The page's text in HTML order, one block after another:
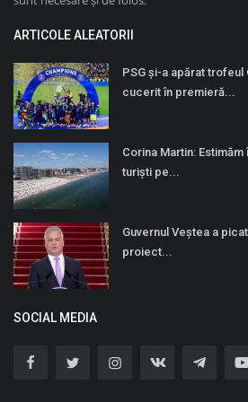
ARTICOLE ALEATORII
PSG și-a apărat trofeul
cucerit în premieră...
Corina Martin:
turiști pe...
Guvernul Veştea a
proiect...
SOCIAL MEDIA